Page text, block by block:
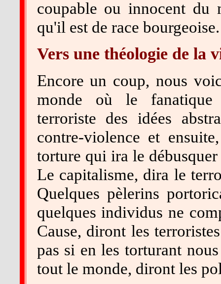
coupable ou innocent du
qu'il est de race bourgeoise.
Vers une théologie de la
Encore un coup, nous
monde où le fanatique
terroriste des idées
contre-violence et
torture qui ira le
Le capitalisme, dira le
Quelques pèlerins
quelques individus ne
Cause, diront les
pas si en les torturant
tout le monde, diront les